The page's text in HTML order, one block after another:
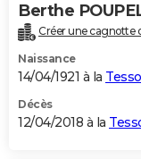
Berthe
Créer une cagnotte
Naissance
14/04/1921 à la
Décès
12/04/2018 à la